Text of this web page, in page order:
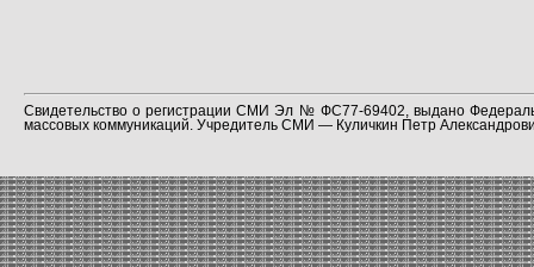
Свидетельство о регистрации СМИ Эл № ФС77-69402, выдано
массовых коммуникаций. Учредитель СМИ — Куличкин Петр